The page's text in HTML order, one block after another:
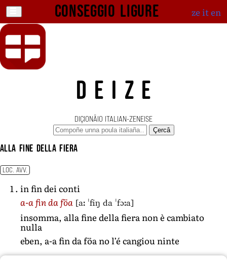
Conseggio ligure ze iten
DEIZE
DIÇIONÄIO ITALIAN-ZENEISE
Çercâ
alla fine della fiera
LOC. AVV.
in fin dei conti
a-a fin da föa [aː ˈfiŋ da ˈfɔːa]
insomma, alla fine della fiera non è cambiato
nulla
eben, a-a fin da föa no l’é cangiou ninte